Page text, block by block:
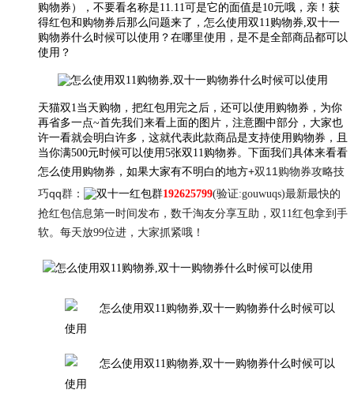
购物券），不要看名称是11.11可是它的面值是10元哦，亲！获
得红包和购物券后那么问题来了，怎么使用双11购物券,双十一
购物券什么时候可以使用？在哪里使用，是不是全部商品都可以
使用？
天猫双1当天购物，把红包用完之后，还可以使用购物券，为你
再省多一点~首先我们来看上面的图片，注意圈中部分，大家也
许一看就会明白许多，这就代表此款商品是支持使用购物券，且
当你满500元时候可以使用5张双11购物券。下面我们具体来看看
怎么使用购物券，如果大家有不明白的地方+双11购物券攻略技
巧qq群：
192625799(验证:gouwuqs)最新最快的
抢红包信息第一时间发布，数千淘友分享互助，双11红包拿到手
软。每天放99位进， 大家抓紧哦！